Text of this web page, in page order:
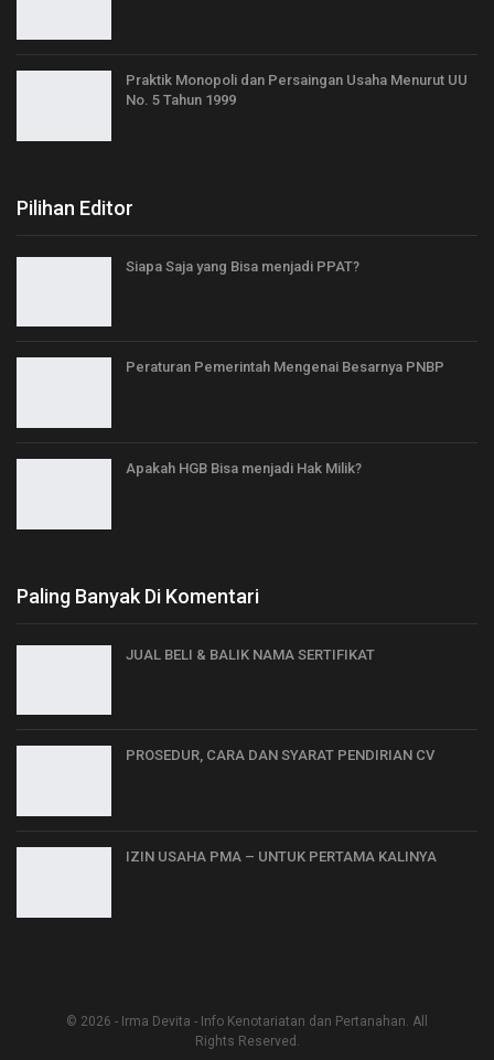
Praktik Monopoli dan Persaingan Usaha Menurut UU
No. 5 Tahun 1999
Pilihan Editor
Siapa Saja yang Bisa menjadi PPAT?
Peraturan Pemerintah Mengenai Besarnya PNBP
Apakah HGB Bisa menjadi Hak Milik?
Paling Banyak Di Komentari
JUAL BELI & BALIK NAMA SERTIFIKAT
PROSEDUR, CARA DAN SYARAT PENDIRIAN CV
IZIN USAHA PMA – UNTUK PERTAMA KALINYA
© 2026 - Irma Devita - Info Kenotariatan dan Pertanahan. All
Rights Reserved.